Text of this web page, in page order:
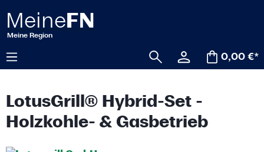
springen
0,00 €*
LotusGrill® Hybrid-Set -
Holzkohle- & Gasbetrieb